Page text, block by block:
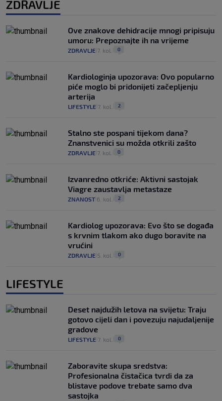
ZDRAVLJE
Ove znakove dehidracije mnogi pripisuju
umoru: Prepoznajte ih na vrijeme
ZDRAVLJE 7. kol. 0
Kardiologinja upozorava: Ovo popularno
piće moglo bi pridonijeti začepljenju
arterija
LIFESTYLE 7. kol. 2
Stalno ste pospani tijekom dana?
Znanstvenici su možda otkrili zašto
ZDRAVLJE 7. kol. 0
Izvanredno otkriće: Aktivni sastojak
Viagre zaustavlja metastaze
ZNANOST 6. kol. 2
Kardiolog upozorava: Evo što se događa
s krvnim tlakom ako dugo boravite na
vrućini
ZDRAVLJE 5. kol. 0
LIFESTYLE
Deset najdužih letova na svijetu: Traju
gotovo cijeli dan i povezuju najudaljenije
gradove
LIFESTYLE 7. kol. 0
Zaboravite skupa sredstva:
Profesionalna čistačica tvrdi da za
blistave podove trebate samo dva
sastojka